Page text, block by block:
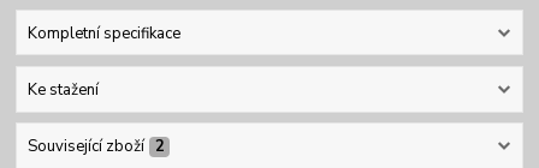
Kompletní specifikace
Ke stažení
Související zboží 2